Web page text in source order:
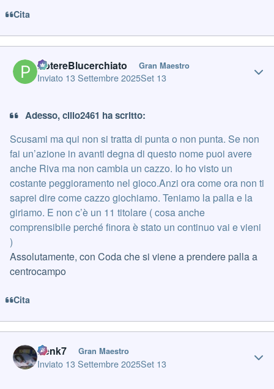
Cita
PotereBlucerchiato Gran Maestro
Inviato 13 Settembre 2025Set 13
Adesso, cillo2461 ha scritto:
Scusami ma qui non si tratta di punta o non punta. Se non
fai un’azione in avanti degna di questo nome puoi avere
anche Riva ma non cambia un cazzo. Io ho visto un
costante peggioramento nel gioco.Anzi ora come ora non ti
saprei dire come cazzo giochiamo. Teniamo la palla e la
giriamo. E non c’è un 11 titolare ( cosa anche
comprensibile perché finora è stato un continuo vai e vieni
)
Assolutamente, con Coda che si viene a prendere palla a
centrocampo
Cita
frenk7 Gran Maestro
Inviato 13 Settembre 2025Set 13